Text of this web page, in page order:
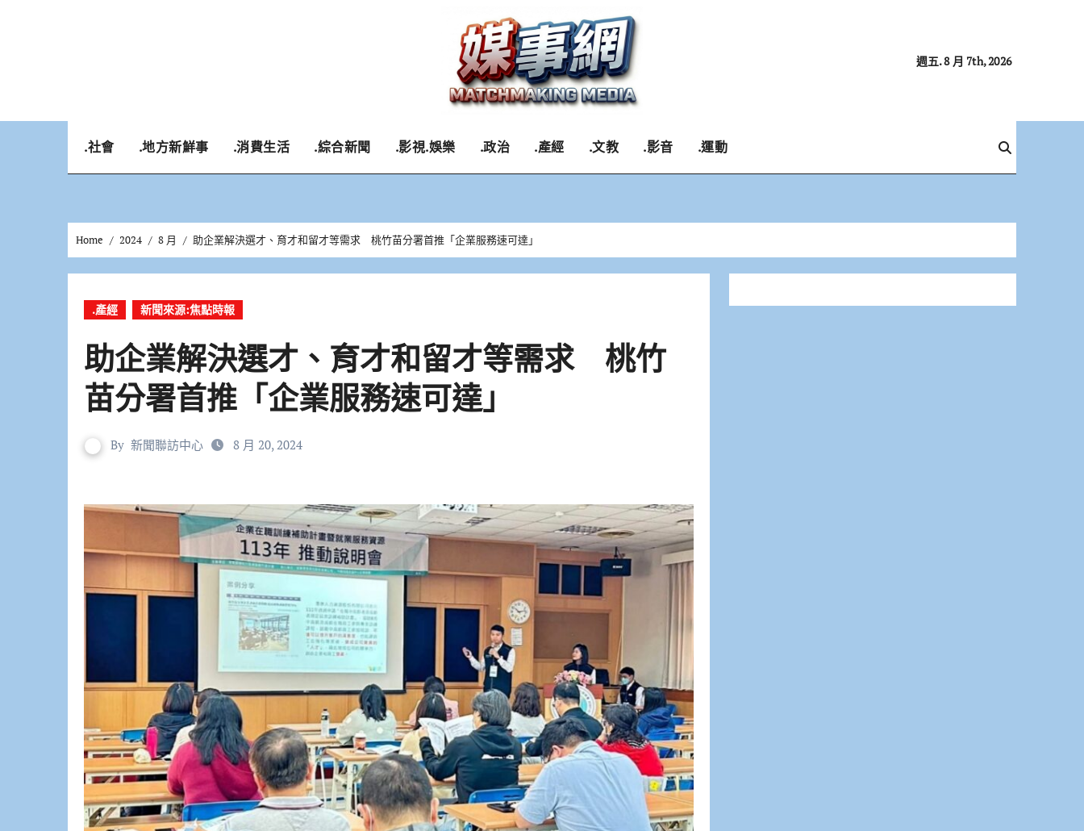
週五. 8 月 7th, 2026
.社會 .地方新鮮事 .消費生活 .綜合新聞 .影視.娛樂 .政治 .產經 .文教 .影音 .運動
Home 2024 8 月 助企業解決選才、育才和留才等需求 桃竹苗分署首推「企業服務速可達」
.產經 新聞來源:焦點時報
助企業解決選才、育才和留才等需求 桃竹
苗分署首推「企業服務速可達」
By 新聞聯訪中心 8 月 20, 2024